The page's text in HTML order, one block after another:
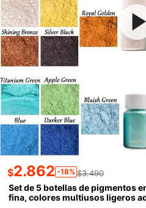
$2.862 -18% $3.490
Set de 5 botellas de pigmentos
fina, colores multiusos ligeros